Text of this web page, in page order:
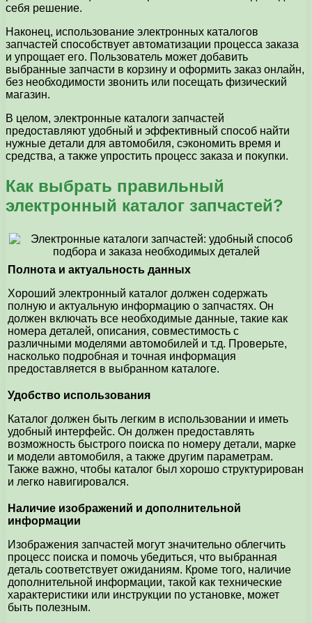
себя решение.
Наконец, использование электронных каталогов
запчастей способствует автоматизации процесса заказа
и упрощает его. Пользователь может добавить
выбранные запчасти в корзину и оформить заказ онлайн,
без необходимости звонить или посещать физический
магазин.
В целом, электронные каталоги запчастей
предоставляют удобный и эффективный способ найти
нужные детали для автомобиля, сэкономить время и
средства, а также упростить процесс заказа и покупки.
Как выбрать правильный
электронный каталог запчастей?
Полнота и актуальность данных
Хороший электронный каталог должен содержать
полную и актуальную информацию о запчастях. Он
должен включать все необходимые данные, такие как
номера деталей, описания, совместимость с
различными моделями автомобилей и т.д. Проверьте,
насколько подробная и точная информация
предоставляется в выбранном каталоге.
Удобство использования
Каталог должен быть легким в использовании и иметь
удобный интерфейс. Он должен предоставлять
возможность быстрого поиска по номеру детали, марке
и модели автомобиля, а также другим параметрам.
Также важно, чтобы каталог был хорошо структурирован
и легко навигировался.
Наличие изображений и дополнительной
информации
Изображения запчастей могут значительно облегчить
процесс поиска и помочь убедиться, что выбранная
деталь соответствует ожиданиям. Кроме того, наличие
дополнительной информации, такой как технические
характеристики или инструкции по установке, может
быть полезным.